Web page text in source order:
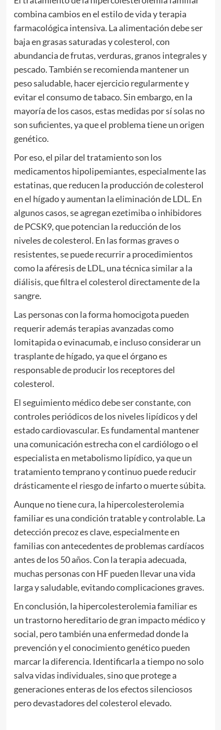
combina cambios en el estilo de vida y terapia
farmacológica intensiva. La alimentación debe ser
baja en grasas saturadas y colesterol, con
abundancia de frutas, verduras, granos integrales y
pescado. También se recomienda mantener un
peso saludable, hacer ejercicio regularmente y
evitar el consumo de tabaco. Sin embargo, en la
mayoría de los casos, estas medidas por sí solas no
son suficientes, ya que el problema tiene un origen
genético.
Por eso, el pilar del tratamiento son los
medicamentos hipolipemiantes, especialmente las
estatinas, que reducen la producción de colesterol
en el hígado y aumentan la eliminación de LDL. En
algunos casos, se agregan ezetimiba o inhibidores
de PCSK9, que potencian la reducción de los
niveles de colesterol. En las formas graves o
resistentes, se puede recurrir a procedimientos
como la aféresis de LDL, una técnica similar a la
diálisis, que filtra el colesterol directamente de la
sangre.
Las personas con la forma homocigota pueden
requerir además terapias avanzadas como
lomitapida o evinacumab, e incluso considerar un
trasplante de hígado, ya que el órgano es
responsable de producir los receptores del
colesterol.
El seguimiento médico debe ser constante, con
controles periódicos de los niveles lipídicos y del
estado cardiovascular. Es fundamental mantener
una comunicación estrecha con el cardiólogo o el
especialista en metabolismo lipídico, ya que un
tratamiento temprano y continuo puede reducir
drásticamente el riesgo de infarto o muerte súbita.
Aunque no tiene cura, la hipercolesterolemia
familiar es una condición tratable y controlable. La
detección precoz es clave, especialmente en
familias con antecedentes de problemas cardíacos
antes de los 50 años. Con la terapia adecuada,
muchas personas con HF pueden llevar una vida
larga y saludable, evitando complicaciones graves.
En conclusión, la hipercolesterolemia familiar es
un trastorno hereditario de gran impacto médico y
social, pero también una enfermedad donde la
prevención y el conocimiento genético pueden
marcar la diferencia. Identificarla a tiempo no solo
salva vidas individuales, sino que protege a
generaciones enteras de los efectos silenciosos
pero devastadores del colesterol elevado.